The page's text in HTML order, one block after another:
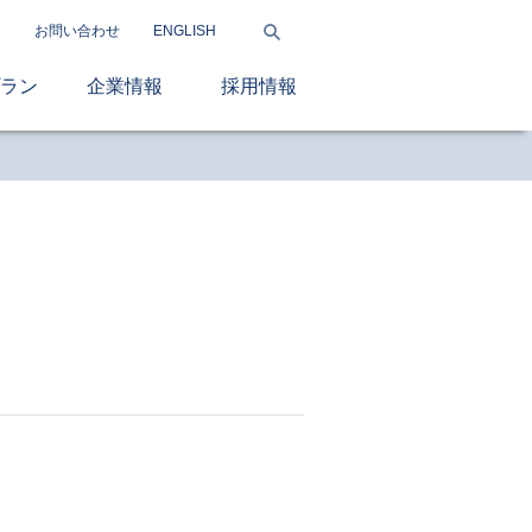
ン 企業情報 採用情報
お問い合わせ ENGLISH